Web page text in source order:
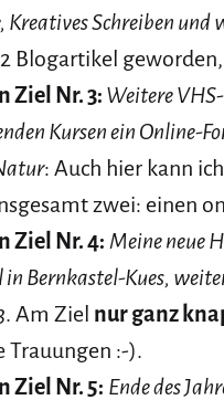
Kreatives Schreiben und
Blogartikel
Ziel Nr. 3: Weitere
Kursen ein Online-
: Auch hier kann
zwei: einen
Ziel Nr. 4: Meine neue
Bernkastel-Kues,
. Am Ziel nur ganz
Trauungen :-).
Ziel Nr. 5: Ende des